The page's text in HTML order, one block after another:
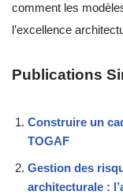
comment les
l’excellence
Publications
Construire un
TOGAF
Gestion des
architecturale :